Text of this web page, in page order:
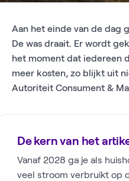
Aan het einde van de dag
De was draait. Er wordt
het moment dat iedereen
meer kosten, zo blijkt uit
Autoriteit Consument &
De kern van het
Vanaf 2028 ga je als
veel stroom verbruikt op